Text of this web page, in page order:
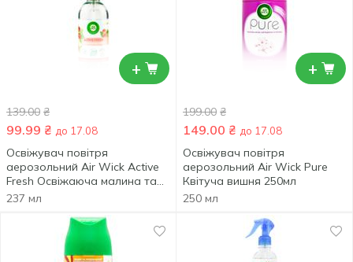
+
139.00 ₴
99.99 ₴ до 17.08
Освіжувач повітря
аерозольний Air Wick Active
Fresh Освіжаюча малина та
лайм 237мл
237 мл
+
199.00 ₴
149.00 ₴ до 17.08
Освіжувач повітря
аерозольний Air Wick Pure
Квітуча вишня 250мл
250 мл